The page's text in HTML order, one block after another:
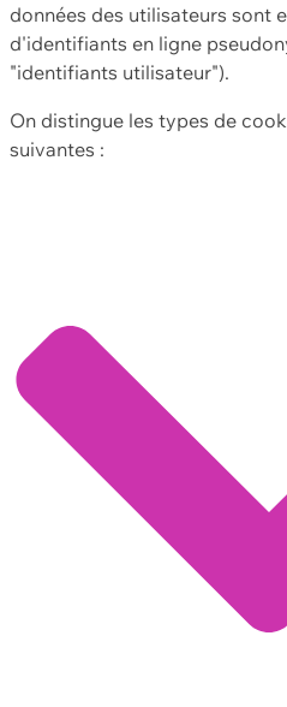
données des utilisateurs sont
d'identifiants en ligne
"identifiants utilisateur").
On distingue les types de
suivantes :